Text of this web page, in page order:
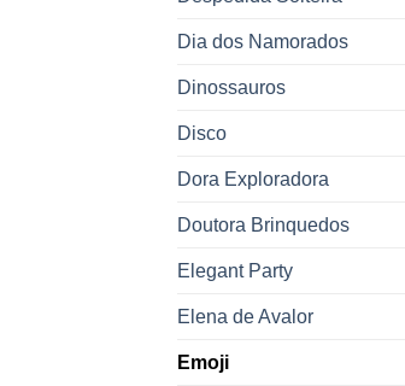
Dia dos Namorados
Dinossauros
Disco
Dora Exploradora
Doutora Brinquedos
Elegant Party
Elena de Avalor
Emoji